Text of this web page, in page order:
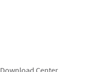
Download Center